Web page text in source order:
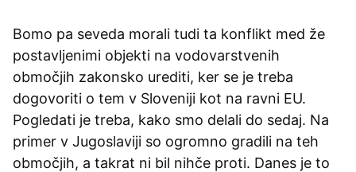
Bomo pa seveda morali tudi ta konflikt med že
postavljenimi objekti na vodovarstvenih
območjih zakonsko urediti, ker se je treba
dogovoriti o tem v Sloveniji kot na ravni EU.
Pogledati je treba, kako smo delali do sedaj. Na
primer v Jugoslaviji so ogromno gradili na teh
območjih, a takrat ni bil nihče proti. Danes je to